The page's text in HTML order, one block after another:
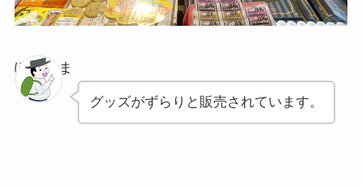
ぽちゃま
グッズがずらりと販売されています。